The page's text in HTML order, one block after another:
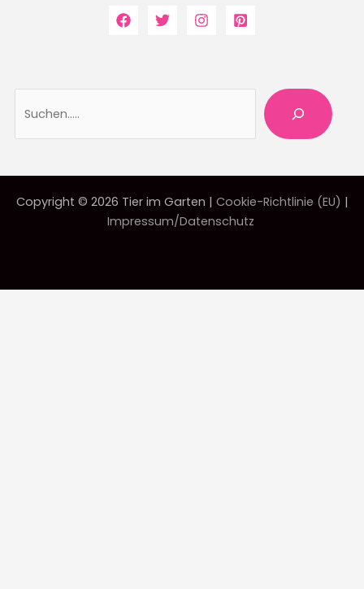
Copyright © 2026 Tier im Garten | Cookie-Richtlinie (EU) |
Impressum/Datenschutz